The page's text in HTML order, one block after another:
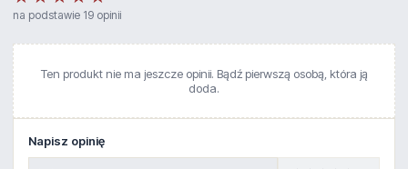
na podstawie 19 opinii
Ten produkt nie ma jeszcze opinii. Bądź pierwszą osobą, która ją
doda.
Napisz opinię